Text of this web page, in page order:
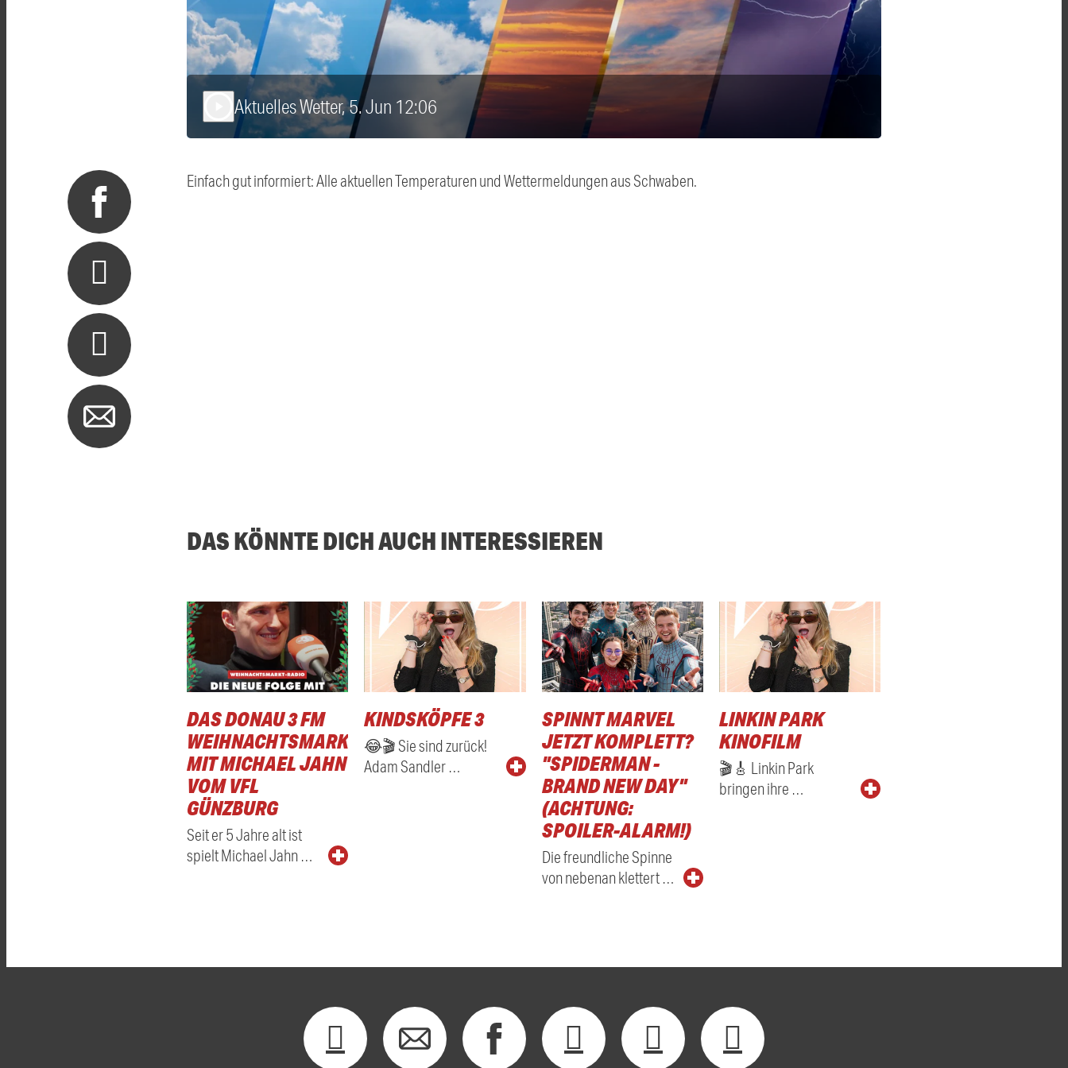
Aktuelles Wetter, 5. Jun 12:06
Einfach gut informiert: Alle aktuellen Temperaturen und Wettermeldungen aus Schwaben.
DAS KÖNNTE DICH AUCH INTERESSIEREN
DAS DONAU 3 FM
WEIHNACHTSMARKTRADIO
MIT MICHAEL JAHN
VOM VFL
GÜNZBURG
Seit er 5 Jahre alt ist
spielt Michael Jahn …
KINDSKÖPFE 3
😂🎬 Sie sind zurück!
Adam Sandler …
SPINNT MARVEL
JETZT KOMPLETT?
"SPIDERMAN -
BRAND NEW DAY"
(ACHTUNG:
SPOILER-ALARM!)
Die freundliche Spinne
von nebenan klettert …
LINKIN PARK
KINOFILM
🎬🎸 Linkin Park
bringen ihre …